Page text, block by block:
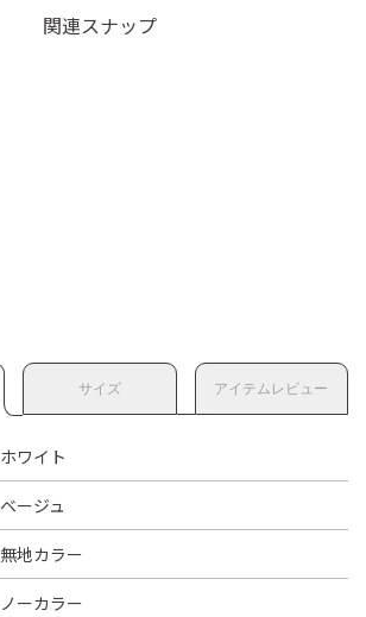
関連スナップ
サイズ アイテムレビュー
ホワイト
ベージュ
無地カラー
ノーカラー